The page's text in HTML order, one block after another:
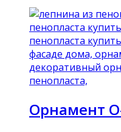
Орнамент